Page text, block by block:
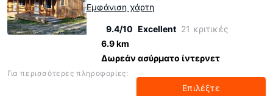
Εμφάνιση χάρτη
9.4/10 Excellent 21 κριτικές
6.9 km
Δωρεάν ασύρματο ίντερνετ
Για περισσότερες πληροφορίες:
Επιλέξτε